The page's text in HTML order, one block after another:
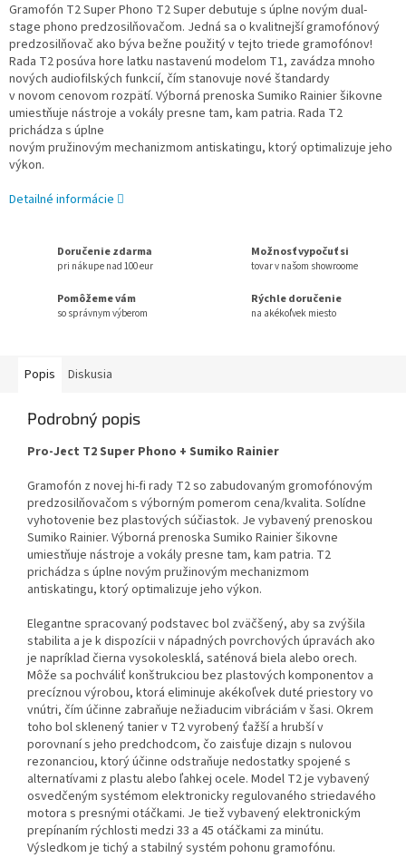
Gramofón T2 Super Phono T2 Super debutuje s úplne novým dual-
stage phono predzosilňovačom. Jedná sa o kvalitnejší gramofónový
predzosilňovač ako býva bežne použitý v tejto triede gramofónov!
Rada T2 posúva hore latku nastavenú modelom T1, zavádza mnoho
nových audiofilských funkcií, čím stanovuje nové štandardy
v novom cenovom rozpätí. Výborná prenoska Sumiko Rainier šikovne
umiestňuje nástroje a vokály presne tam, kam patria. Rada T2
prichádza s úplne
novým pružinovým mechanizmom antiskatingu, ktorý optimalizuje jeho
výkon.
Detailné informácie
Doručenie zdarma
pri nákupe nad 100 eur
Možnosť vypočuť si
tovar v našom showroome
Pomôžeme vám
so správnym výberom
Rýchle doručenie
na akékoľvek miesto
Popis Diskusia
Podrobný popis
Pro-Ject T2 Super Phono + Sumiko Rainier
Gramofón z novej hi-fi rady T2 so zabudovaným gromofónovým
predzosilňovačom s výborným pomerom cena/kvalita. Solídne
vyhotovenie bez plastových súčiastok. Je vybavený prenoskou
Sumiko Rainier. Výborná prenoska Sumiko Rainier šikovne
umiestňuje nástroje a vokály presne tam, kam patria. T2
prichádza s úplne novým pružinovým mechanizmom
antiskatingu, ktorý optimalizuje jeho výkon.
Elegantne spracovaný podstavec bol zväčšený, aby sa zvýšila
stabilita a je k dispozícii v nápadných povrchových úpravách ako
je napríklad čierna vysokolesklá, saténová biela alebo orech.
Môže sa pochváliť konštrukciou bez plastových komponentov a
precíznou výrobou, ktorá eliminuje akékoľvek duté priestory vo
vnútri, čím účinne zabraňuje nežiaducim vibráciám v šasi. Okrem
toho bol sklenený tanier v T2 vyrobený ťažší a hrubší v
porovnaní s jeho predchodcom, čo zaisťuje dizajn s nulovou
rezonanciou, ktorý účinne odstraňuje nedostatky spojené s
alternatívami z plastu alebo ľahkej ocele. Model T2 je vybavený
osvedčeným systémom elektronicky regulovaného striedavého
motora s presnými otáčkami. Je tiež vybavený elektronickým
prepínaním rýchlosti medzi 33 a 45 otáčkami za minútu.
Výsledkom je tichý a stabilný systém pohonu gramofónu.